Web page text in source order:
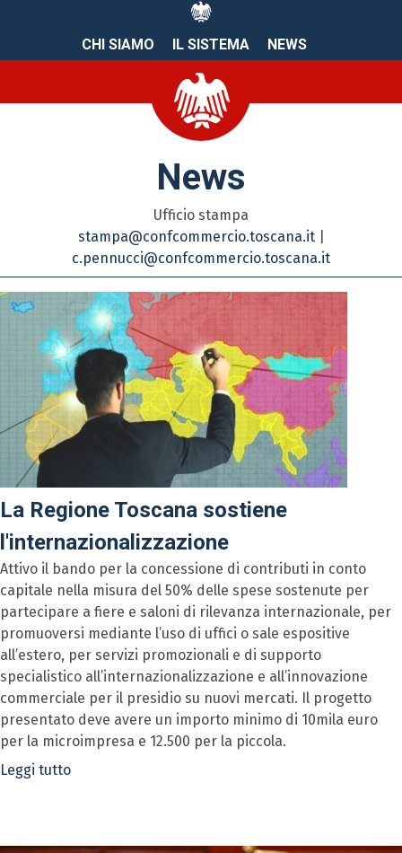
CHI SIAMO IL SISTEMA NEWS
News
Ufficio stampa
stampa@confcommercio.toscana.it|
c.pennucci@confcommercio.toscana.it
La Regione Toscana sostiene
l'internazionalizzazione
Attivo il bando per la concessione di contributi in conto
capitale nella misura del 50% delle spese sostenute per
partecipare a fiere e saloni di rilevanza internazionale, per
promuoversi mediante l’uso di uffici o sale espositive
all’estero, per servizi promozionali e di supporto
specialistico all’internazionalizzazione e all’innovazione
commerciale per il presidio su nuovi mercati. Il progetto
presentato deve avere un importo minimo di 10mila euro
per la microimpresa e 12.500 per la piccola.
Leggi tutto